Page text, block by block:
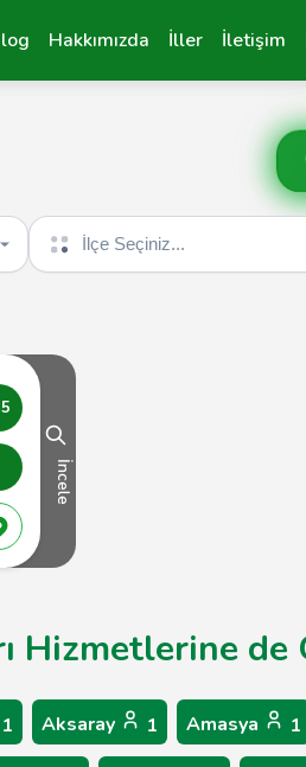
Hakkımızda İller İletişim
İlçe seçin
İncele
Hizmetlerine
1 Aksaray 1 Amasya 1